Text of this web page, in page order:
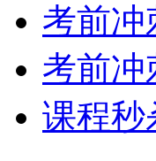
考前冲
考前冲
课程秒